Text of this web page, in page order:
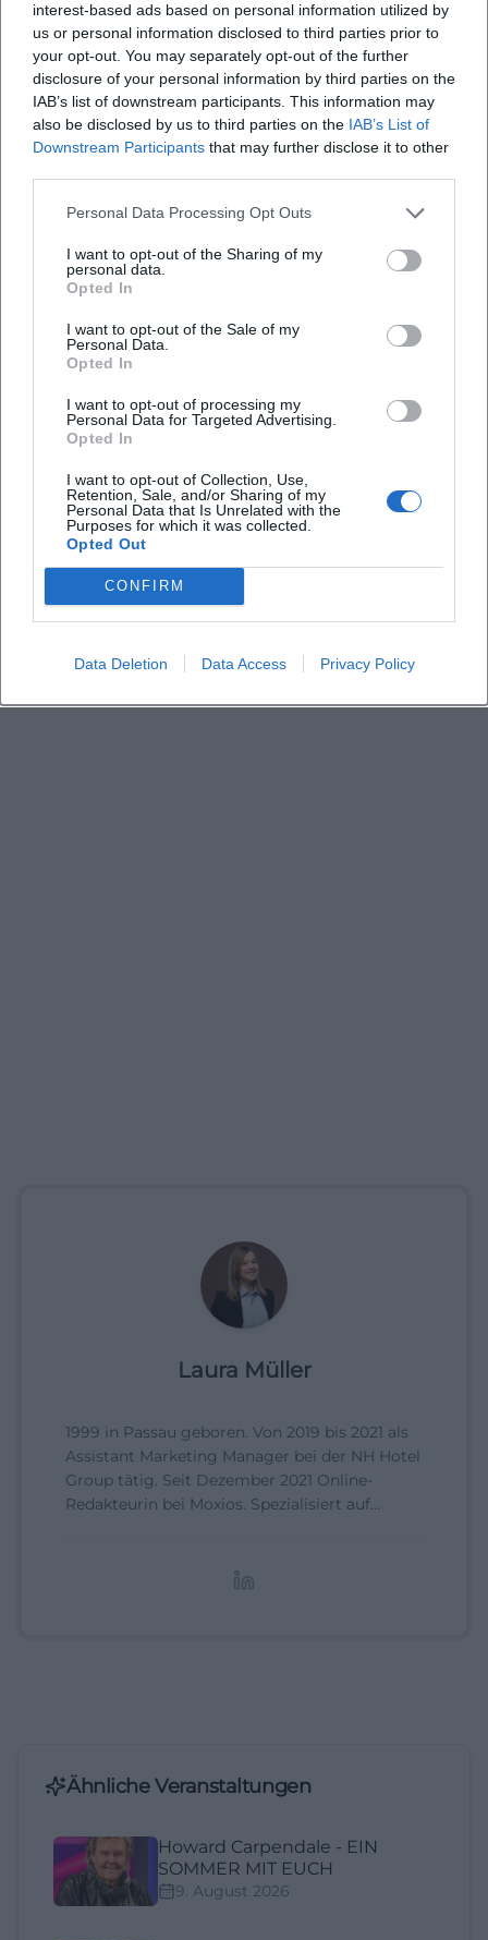
interest-based ads based on personal information utilized by
us or personal information disclosed to third parties prior to
your opt-out. You may separately opt-out of the further
disclosure of your personal information by third parties on the
IAB’s list of downstream participants. This information may
also be disclosed by us to third parties on the IAB’s List of
Downstream Participants that may further disclose it to other
Personal Data Processing Opt Outs
I want to opt-out of the Sharing of my
personal data.
Opted In
I want to opt-out of the Sale of my
Personal Data.
Opted In
I want to opt-out of processing my
Personal Data for Targeted Advertising.
Opted In
I want to opt-out of Collection, Use,
Retention, Sale, and/or Sharing of my
Personal Data that Is Unrelated with the
Purposes for which it was collected.
Opted Out
CONFIRM
Data Deletion Data Access Privacy Policy
Open in Google Maps
Häufig gestellte Fragen
Wann findet der Hobby-Künstler-Markt statt?
Ist der Eintritt frei?
Wo liegt der Veranstaltungsort?
Gibt es Parkmöglichkeiten?
Welche Art von Angeboten gibt es?
Ist der Standort gut erreichbar?
Laura Müller
1999 in Passau geboren. Von 2019 bis 2021 als
Assistant Marketing Manager bei der NH Hotel
Group tätig. Seit Dezember 2021 Online-
Redakteurin bei Moxios. Spezialisiert auf
Ähnliche Veranstaltungen
Howard Carpendale - EIN
SOMMER MIT EUCH
9. August 2026